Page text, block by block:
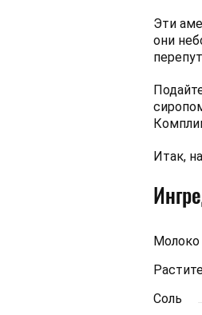
Эти
они
Итак,
Молоко
Соль